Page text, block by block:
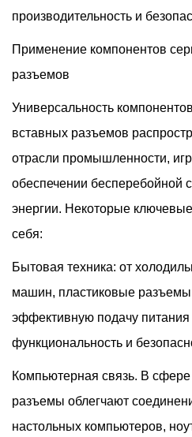
производительность и
Применение компонентов
разъемов
Универсальность
вставных разъемов
отрасли промышленности,
обеспечении бесперебойной
энергии. Некоторые
себя:
Бытовая техника: от
машин, пластиковые
эффективную подачу
функциональность и
Компьютерная связь. В
разъемы облегчают
настольных компьютеров,